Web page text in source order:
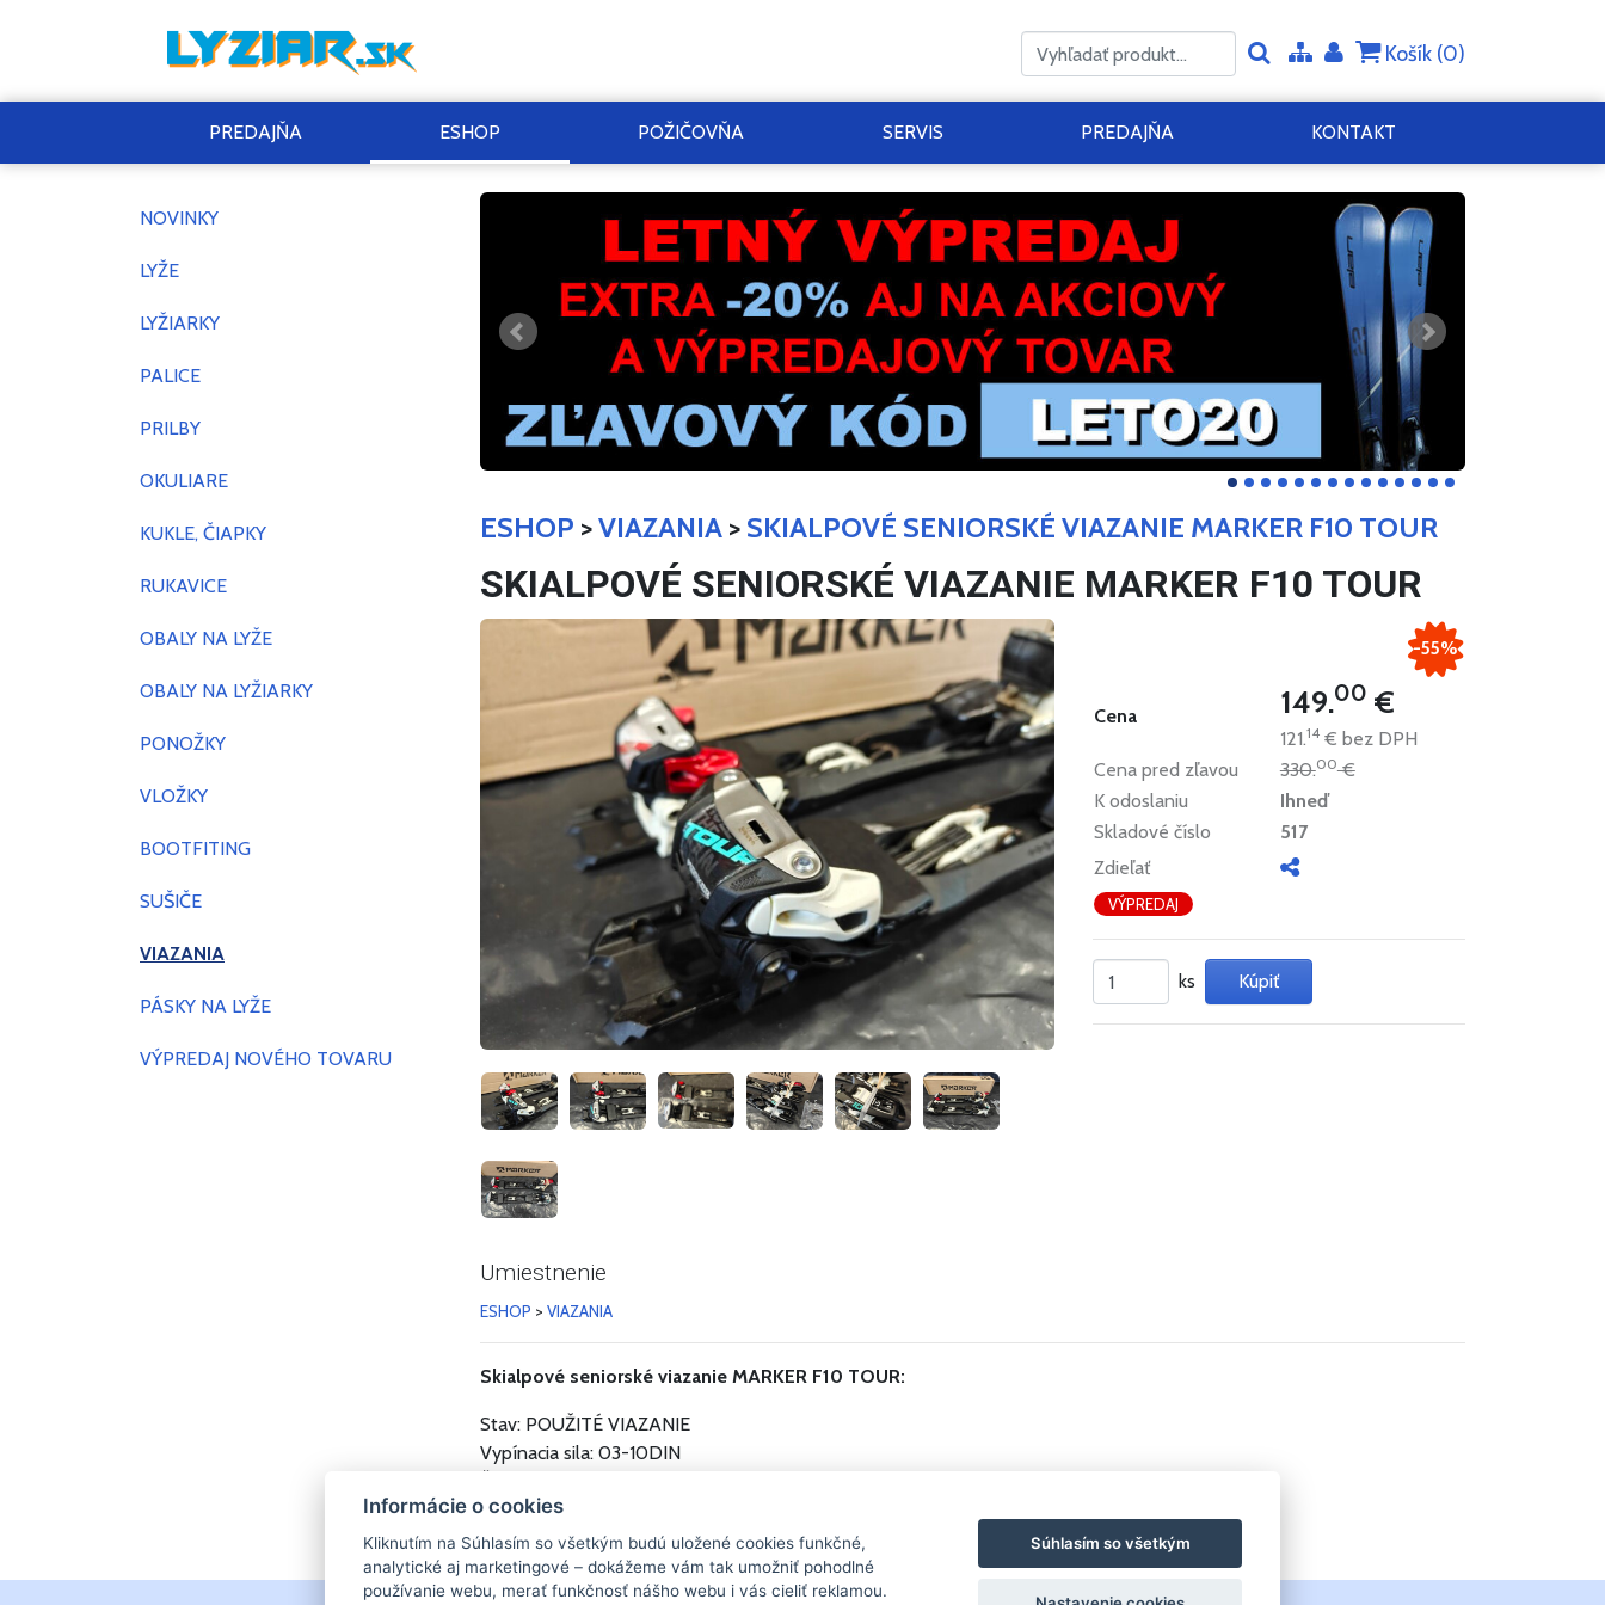
Košík (0)
PREDAJŇA ESHOP POŽIČOVŇA SERVIS PREDAJŇA KONTAKT
NOVINKY
LYŽE
LYŽIARKY
PALICE
PRILBY
OKULIARE
KUKLE, ČIAPKY
RUKAVICE
OBALY NA LYŽE
OBALY NA LYŽIARKY
PONOŽKY
VLOŽKY
BOOTFITING
SUŠIČE
VIAZANIA
PÁSKY NA LYŽE
VÝPREDAJ NOVÉHO TOVARU
ESHOP >VIAZANIA > SKIALPOVÉ SENIORSKÉ VIAZANIE MARKER F10 TOUR
SKIALPOVÉ SENIORSKÉ VIAZANIE MARKER F10 TOUR
-55%
Cena 149.00 €
121.14€ bez DPH
Cena pred zľavou
330.00€
K odoslaniu
Ihneď
Skladové číslo
517
Zdieľať
VÝPREDAJ
ks
Umiestnenie
ESHOP > VIAZANIA
Skialpové seniorské viazanie MARKER F10 TOUR:
Stav: POUŽITÉ VIAZANIE
Vypínacia sila: 03-10DIN
Rozsah veľkosti lyžiarky: 305-365mm
Informácie o cookies
Kliknutím na Súhlasím so všetkým budú uložené cookies funkčné,
analytické aj marketingové – dokážeme vám tak umožniť pohodlné
používanie webu, merať funkčnosť nášho webu i vás cieliť reklamou.
Súhlasím so všetkým